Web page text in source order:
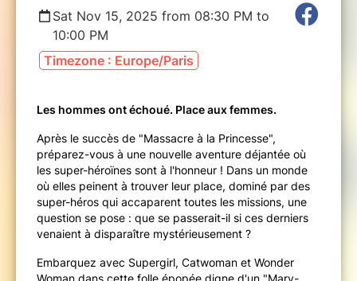
Sat Nov 15, 2025 from 08:30 PM to
10:00 PM
Timezone : Europe/Paris
Les hommes ont échoué. Place aux femmes.
Après le succès de "Massacre à la Princesse",
préparez-vous à une nouvelle aventure déjantée où
les super-héroïnes sont à l'honneur ! Dans un monde
où elles peinent à trouver leur place, dominé par des
super-héros qui accaparent toutes les missions, une
question se pose : que se passerait-il si ces derniers
venaient à disparaître mystérieusement ?
Embarquez avec Supergirl, Catwoman et Wonder